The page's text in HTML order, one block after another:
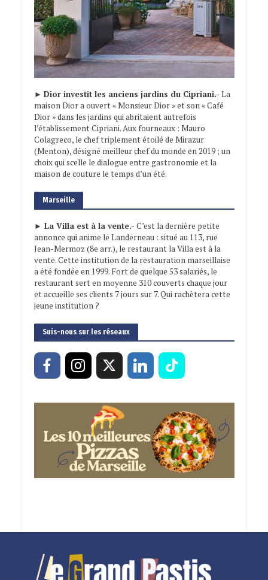
► Dior investit les anciens jardins du Cipriani.- La
maison Dior a ouvert « Monsieur Dior » et son « Café
Dior » dans les jardins qui abritaient autrefois
l’établissement Cipriani. Aux fourneaux : Mauro
Colagreco, le chef triplement étoilé de Mirazur
(Menton), désigné meilleur chef du monde en 2019 ; un
choix qui scelle le dialogue entre gastronomie et la
maison de couture le temps d’un été.
Marseille
► La Villa est à la vente.- C’est la dernière petite
annonce qui anime le Landerneau : situé au 113, rue
Jean-Mermoz (8e arr.), le restaurant la Villa est à la
vente. Cette institution de la restauration marseillaise
a été fondée en 1999. Fort de quelque 53 salariés, le
restaurant sert en moyenne 310 couverts chaque jour
et accueille ses clients 7 jours sur 7. Qui rachètera cette
jeune institution ?
Suis-nous sur les réseaux